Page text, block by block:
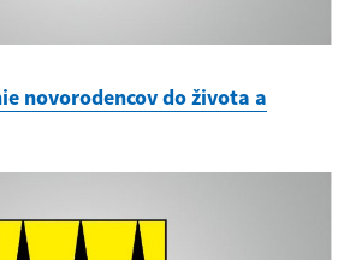
novorodencov do života a